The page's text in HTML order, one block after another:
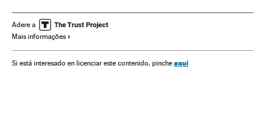
Doenças Medicina Saúde
Adere a
Mais informações
Si está interesado en licenciar este contenido, pinche aquí